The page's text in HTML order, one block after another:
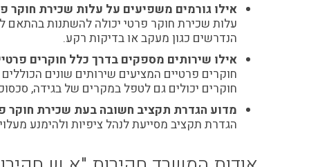
אילו גורמים משפיעים על עלות שכירת חוקר
עלות שכירת חוקר פרטי יכולה להשתנות בהתאם
הנדרשים כגון מעקב או בדיקות רקע.
אילו שירותים מספקים בדרך כלל חוקרים
חוקרים פרטיים המציעים שירותים שונים
חוקרים יכולים גם לטפל במקרים של בגידה,
מדוע הגדרת תקציב חשובה בעת שכירת חוקר
הגדרת תקציב מסייעת לנהל ציפיות ולהימנע